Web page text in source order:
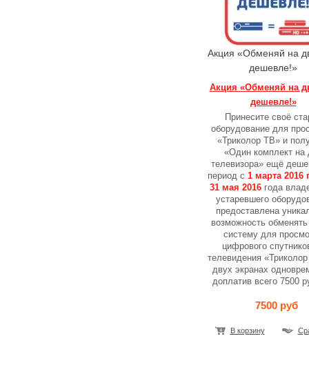
Акция «Обменяй на
дешевле!»
Акция «Обменяй на
дешевле!»
Принесите своё
оборудование для
«Триколор ТВ» и
«Один комплект на
телевизора» ещё
период с 1 марта 2016
31 мая 2016года
устаревшего
предоставлена
возможность обменять
систему для
цифрового
телевидения
двух экранах
доплатив всего 7500
7500 руб
В корзину